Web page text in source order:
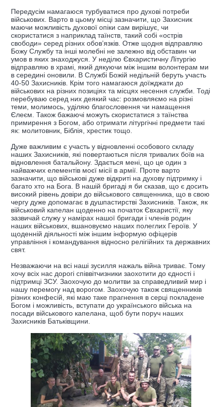
Передусім намагаюся турбуватися про духові потреби
військових. Варто в цьому місці зазначити, що Захисник
маючи можливість духової опіки сам вирішує, чи
скористатися з наприклад таїнств, такий собі «острів
свободи» серед різних обов’язків. Отже щодня відправляю
Божу Службу та інші молебні не залежно від обставин чи
умов в яких знаходжуся. У неділю Євхаристичну Літургію
відправляю в храмі, який дякуючи між іншим волонтерам ми
в середині оновили. В Службі Божій недільній беруть участь
40-50 Захисників. Крім того намагаюся доїжджати до
військових на різних позиціях та місцях несення служби. Тоді
перебуваю серед них деякий час: розмовляємо на різні
теми, молимось, уділяю благословення чи намащення
Єлеєм. Також бажаючі можуть скористатися з таїнства
примирення з Богом, або отримати літургічні предмети такі
як: молитовник, Біблія, хрестик тощо.
Дуже важливим є участь у відновленні особового складу
наших Захисників, які повертаються після тривалих боїв на
відновлення батальйону. Здається мені, що це один з
найважчих елементів моєї місії в армії. Проте варто
зазначити, що військові дуже відкриті на духову підтримку і
багато хто на Бога. В нашій бригаді я би сказав, що є досить
високий рівень довіри до військового священника, що в свою
чергу дуже допомагає в душпастирстві Захисників. Також, як
військовий капелан щоденно на початок Євхаристії, яку
зазвичай служу у намірах нашої бригади і членів родин
наших військових, вшановуємо наших полеглих Героїв. У
щоденній діяльності між іншим інформую офіцерів
управління і командування відносно релігійних та державних
свят.
Незважаючи на всі наші зусилля нажаль війна триває. Тому
хочу всіх нас дорогі співвітчизники заохотити до єдності і
підтримці ЗСУ. Заохочую до молитви за справедливий мир і
нашу перемогу над ворогом. Заохочую також священників
різних конфесій, які маю таке прагнення в серці покладене
Богом і можливість, вступати до українського війська на
посади військового капелана, щоб бути поруч наших
Захисників Батьківщини.